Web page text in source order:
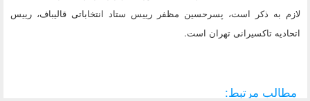
لازم به ذکر است، پسرحسین مظفر رییس ستاد انتخاباتی قالیباف، رییس
اتحادیه تاکسیرانی تهران است.
مطالب مرتبط: